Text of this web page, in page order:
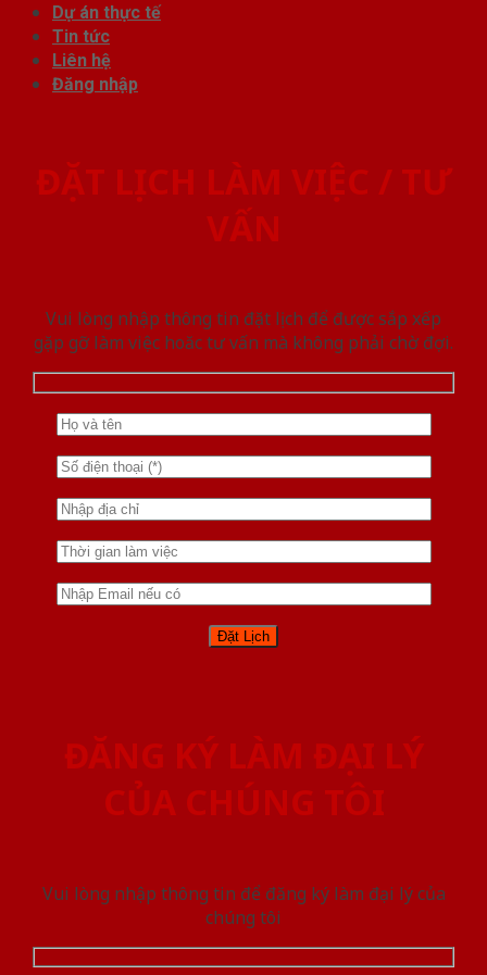
Dự án thực tế
Tin tức
Liên hệ
Đăng nhập
ĐẶT LỊCH LÀM VIỆC / TƯ
VẤN
Vui lòng nhập thông tin đặt lịch để được sắp xếp
gặp gỡ làm việc hoăc tư vấn mà không phải chờ đợi.
ĐĂNG KÝ LÀM ĐẠI LÝ
CỦA CHÚNG TÔI
Vui lòng nhập thông tin để đăng ký làm đại lý của
chúng tôi